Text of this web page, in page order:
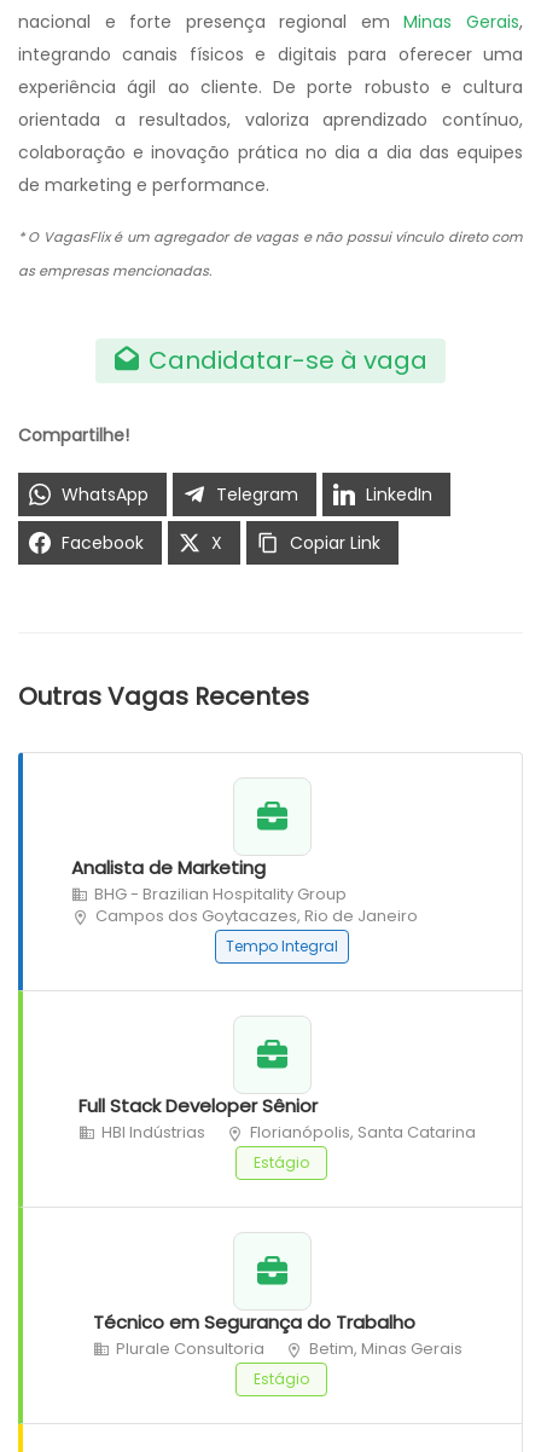
nacional e forte presença regional emMinas Gerais,
integrando canais físicos e digitais para oferecer uma
experiência ágil ao cliente. De porte robusto e cultura
orientada a resultados, valoriza aprendizado contínuo,
colaboração e inovação prática no dia a dia das equipes
de marketing e performance.
* O VagasFlix é um agregador de vagas e não possui vínculo direto com
as empresas mencionadas.
Candidatar-se à vaga
Compartilhe!
WhatsApp Telegram
LinkedIn
Facebook
X Copiar Link
Outras Vagas Recentes
Analista de Marketing
BHG - Brazilian Hospitality Group
Campos dos Goytacazes, Rio de Janeiro
Tempo Integral
Full Stack Developer Sênior
HBI Indústrias Florianópolis, Santa Catarina
Estágio
Técnico em Segurança do Trabalho
Plurale Consultoria Betim, Minas Gerais
Estágio